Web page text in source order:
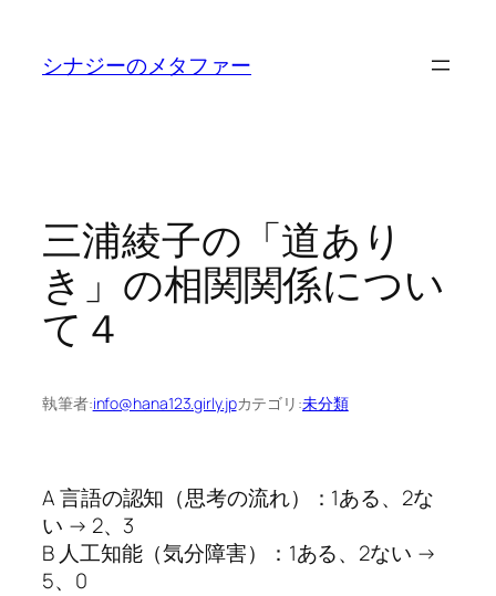
シナジーのメタファー
三浦綾子の「道あり
き」の相関関係につい
て４
執筆者:info@hana123.girly.jpカテゴリ:未分類
A 言語の認知（思考の流れ）：1ある、2な
い → 2、3
B 人工知能（気分障害）：1ある、2ない →
5、0